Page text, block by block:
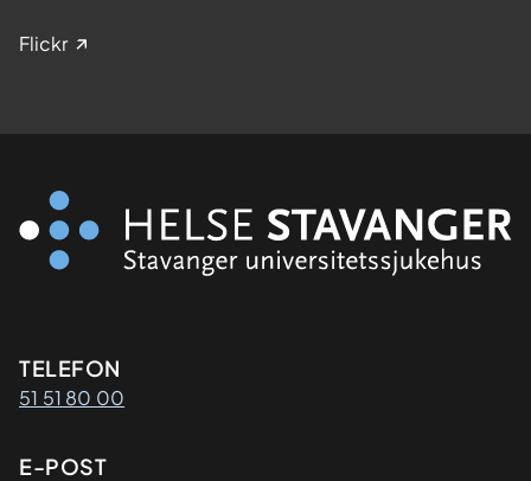
Flickr
Kontaktinformasjon
TELEFON
51 51 80 00
E-POST